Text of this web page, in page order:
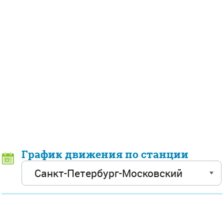
График движения по станции